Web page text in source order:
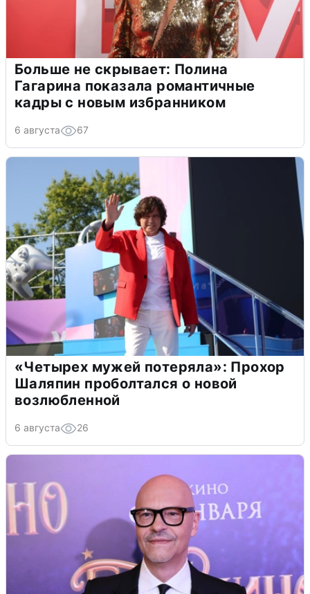
Больше не скрывает: Полина
Гагарина показала романтичные
кадры с новым избранником
6 августа 67
«Четырех мужей потеряла»: Прохор
Шаляпин проболтался о новой
возлюбленной
6 августа 26